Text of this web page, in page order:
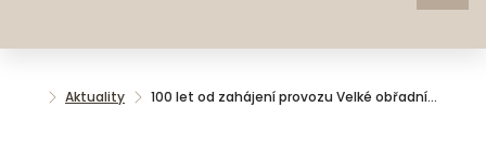
Aktuality 100 let od zahájení provozu Velké obřadní…